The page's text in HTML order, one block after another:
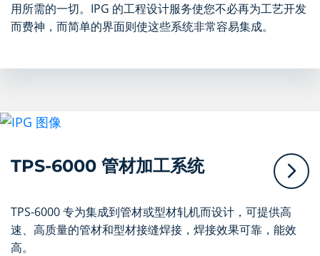
用所需的一切。IPG 的工程设计服务使您不必再为工艺开发
而费神，而简单的界面则使这些系统非常容易集成。
TPS-6000 管材加工系统
TPS-6000 专为集成到管材或型材轧机而设计，可提供高
速、高质量的管材和型材接缝焊接，焊接效果可靠，能效
高。